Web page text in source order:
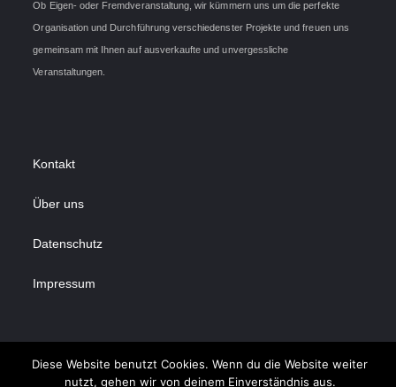
Ob Eigen- oder Fremdveranstaltung, wir kümmern uns um die perfekte
Organisation und Durchführung verschiedenster Projekte und freuen uns
gemeinsam mit Ihnen auf ausverkaufte und unvergessliche
Veranstaltungen.
Kontakt
Über uns
Datenschutz
Impressum
Diese Website benutzt Cookies. Wenn du die Website weiter
nutzt, gehen wir von deinem Einverständnis aus.